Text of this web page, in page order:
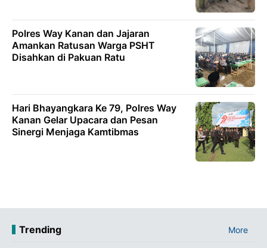
Polres Way Kanan dan Jajaran
Amankan Ratusan Warga PSHT
Disahkan di Pakuan Ratu
Hari Bhayangkara Ke 79, Polres Way
Kanan Gelar Upacara dan Pesan
Sinergi Menjaga Kamtibmas
Trending More